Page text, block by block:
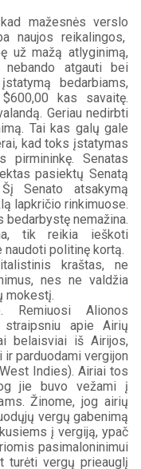
mažesnės verslo
naujos reikalingos,
už mažą atlyginimą,
atgauti bei
bedarbiams,
kas savaitę.
Geriau nedirbti
Tai kas galų gale
kad toks įstatymas
Senatas
pasiektų Senatą
Senato atsakymą
lapkričio rinkimuose.
nemažina.
tik reikia ieškoti
politinę kortą.
kraštas, ne
nes ne valdžia
mokestį.
Remiuosi Alionos
straipsniu apie Airių
belaisviai iš Airijos,
parduodami vergijon
Indies). Airiai tos
jie buvo vežami į
Žinome, jog airių
vergų gabenimą
į vergiją, ypač
pasimaloninimui
turėti vergų prieauglį